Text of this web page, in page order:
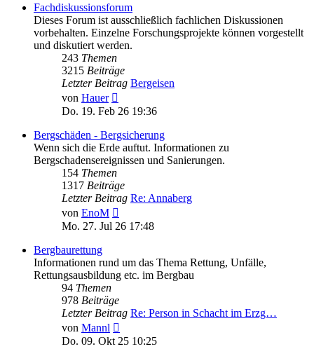
Fachdiskussionsforum
Dieses Forum ist ausschließlich fachlichen Diskussionen
vorbehalten. Einzelne Forschungsprojekte können vorgestellt
und diskutiert werden.
243 Themen
3215 Beiträge
Letzter Beitrag Bergeisen
von Hauer
Beitrag
Do. 19. Feb 26 19:36
Bergschäden - Bergsicherung
Wenn sich die Erde auftut. Informationen zu
Bergschadensereignissen und Sanierungen.
154 Themen
1317 Beiträge
Letzter Beitrag Re: Annaberg
von EnoM
Beitrag
Mo. 27. Jul 26 17:48
Bergbaurettung
Informationen rund um das Thema Rettung, Unfälle,
Rettungsausbildung etc. im Bergbau
94 Themen
978 Beiträge
Letzter Beitrag Re: Person in Schacht im Erzg…
von Mannl
Beitrag
Do. 09. Okt 25 10:25